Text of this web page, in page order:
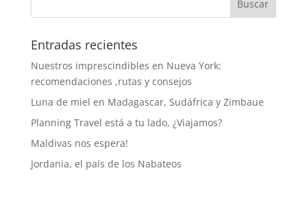
Entradas recientes
Nuestros imprescindibles en Nueva York:
recomendaciones ,rutas y consejos
Luna de miel en Madagascar, Sudáfrica y Zimbaue
Planning Travel está a tu lado, ¿Viajamos?
Maldivas nos espera!
Jordania, el país de los Nabateos